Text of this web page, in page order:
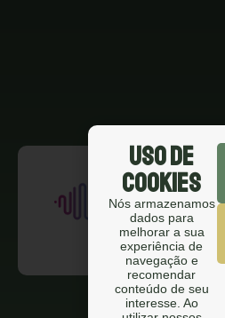
Uso de
Cookies
Nós armazenamos
dados para
melhorar a sua
experiência de
navegação e
recomendar
conteúdo de seu
interesse. Ao